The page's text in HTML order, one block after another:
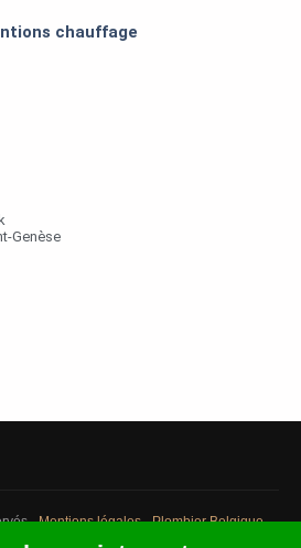
chauffage
Genèse
-Mentions légales-Plombier Belgique-